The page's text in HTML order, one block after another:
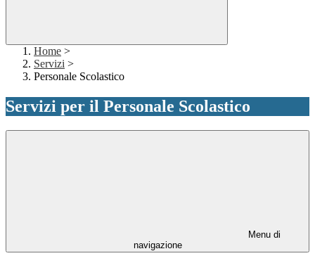
Home >
Servizi >
Personale Scolastico
Servizi per il Personale Scolastico
Menu di
navigazione